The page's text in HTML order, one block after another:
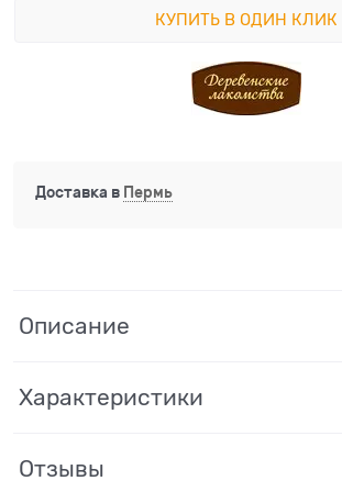
КУПИТЬ В ОДИН КЛИК
Доставка в Пермь
Описание
Характеристики
Отзывы